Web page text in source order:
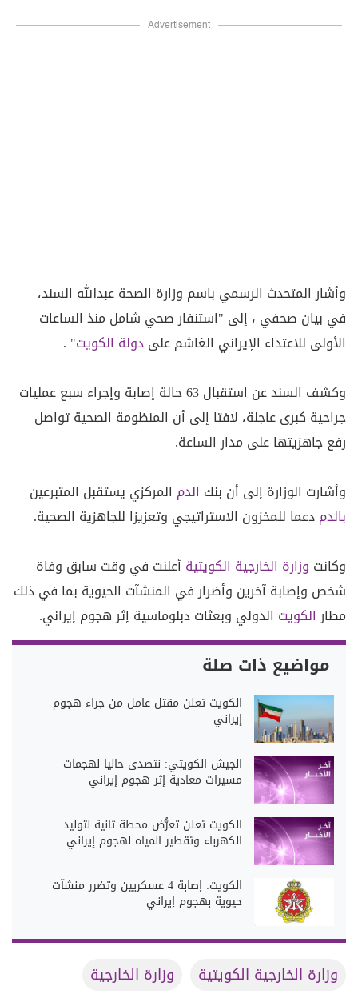
Advertisement
وأشار المتحدث الرسمي باسم وزارة الصحة عبدالله السند،
في بيان صحفي ، إلى "استنفار صحي شامل منذ الساعات
الأولى للاعتداء الإيراني الغاشم علىدولة الكويت" .
وكشف السند عن استقبال 63 حالة إصابة وإجراء سبع عمليات
جراحية كبرى عاجلة، لافتا إلى أن المنظومة الصحية تواصل
رفع جاهزيتها على مدار الساعة.
وأشارت الوزارة إلى أن بنك الدم المركزي يستقبل المتبرعين
بالدمدعما للمخزون الاستراتيجي وتعزيزا للجاهزية الصحية.
وكانت وزارة الخارجية الكويتية أعلنت في وقت سابق وفاة
شخص وإصابة آخرين وأضرار في المنشآت الحيوية بما في ذلك
مطارالكويت الدولي وبعثات دبلوماسية إثر هجوم إيراني.
مواضيع ذات صلة
الكويت تعلن مقتل عامل من جراء هجوم
إيراني
الجيش الكويتي: نتصدى حاليا لهجمات
مسيرات معادية إثر هجوم إيراني
الكويت تعلن تعرُّض محطة ثانية لتوليد
الكهرباء وتقطير المياه لهجوم إيراني
الكويت: إصابة 4 عسكريين وتضرر منشآت
حيوية بهجوم إيراني
وزارة الخارجية الكويتية وزارة الخارجية